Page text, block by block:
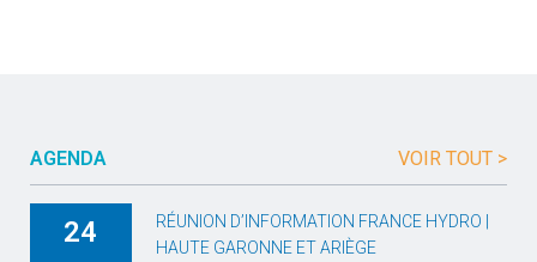
AGENDA VOIR TOUT >
24
RÉUNION D’INFORMATION FRANCE HYDRO |
HAUTE GARONNE ET ARIÈGE